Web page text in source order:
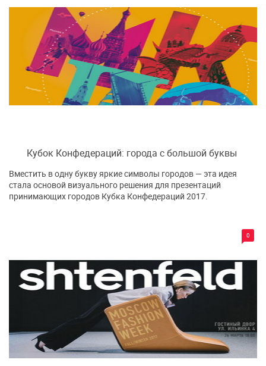
Кубок Конфедераций: города с большой буквы
0
Вместить в одну букву яркие символы городов — эта идея
стала основой визуального решения для презентаций
принимающих городов Кубка Конфедераций 2017.